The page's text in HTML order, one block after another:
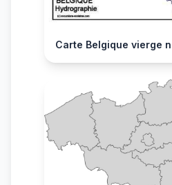
Carte Belgique vierge